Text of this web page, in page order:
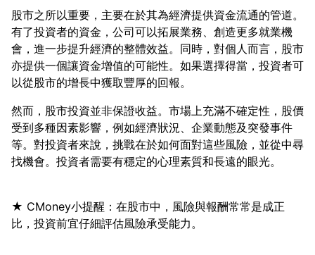
股市之所以重要，主要在於其為經濟提供資金流通的管道。
有了投資者的資金，公司可以拓展業務、創造更多就業機
會，進一步提升經濟的整體效益。同時，對個人而言，股市
亦提供一個讓資金增值的可能性。如果選擇得當，投資者可
然而，股市投資並非保證收益。市場上充滿不確定性，股價
受到多種因素影響，例如經濟狀況、企業動態及突發事件
等。對投資者來說，挑戰在於如何面對這些風險，並從中尋
★ CMoney小提醒：在股市中，風險與報酬常常是成正